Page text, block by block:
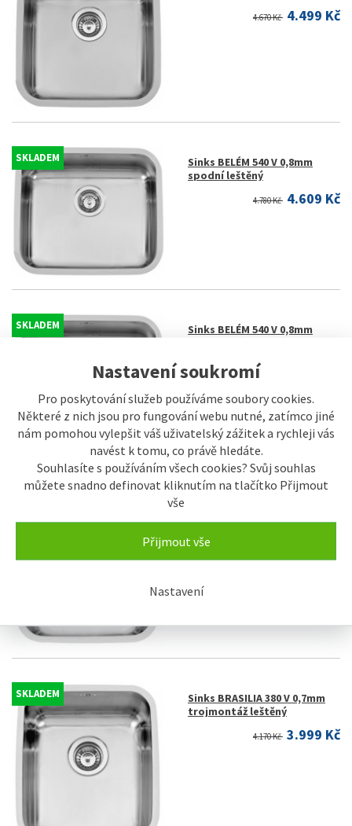
Nastavení soukromí
Pro poskytování služeb používáme soubory cookies.
Některé z nich jsou pro fungování webu nutné, zatímco jiné
nám pomohou vylepšit váš uživatelský zážitek a rychleji vás
navést k tomu, co právě hledáte.
Souhlasíte s používáním všech cookies? Svůj souhlas
můžete snadno definovat kliknutím na tlačítko Přijmout
vše
Přijmout vše
Nastavení
4.670 Kč 4.499 Kč
SKLADEM
Sinks BELÉM 540 V 0,8mm
spodní leštěný
4.780 Kč 4.609 Kč
SKLADEM
Sinks BELÉM 540 V 0,8mm
5.390 Kč
SKLADEM
Sinks BRASILIA 380 V 0,7mm
SKLADEM
Sinks BRASILIA 380 V 0,7mm
trojmontáž leštěný
4.170 Kč 3.999 Kč